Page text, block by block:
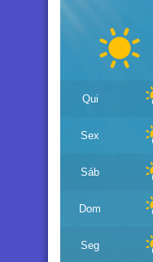
Qui
Sex
Sáb
Dom
Seg